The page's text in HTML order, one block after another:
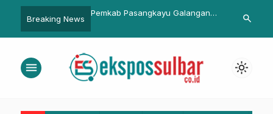
Breaking News
Pemkab Pasangkayu Galangan
Bantuan Kemanusiaan Untuk
Majene-Mamuju
Apresiasi Pasar Jabar Juara,
Perekonomian
search
menu light_mode